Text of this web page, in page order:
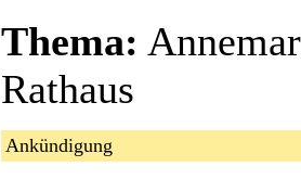
Thema:
Rathaus
Ankündigung